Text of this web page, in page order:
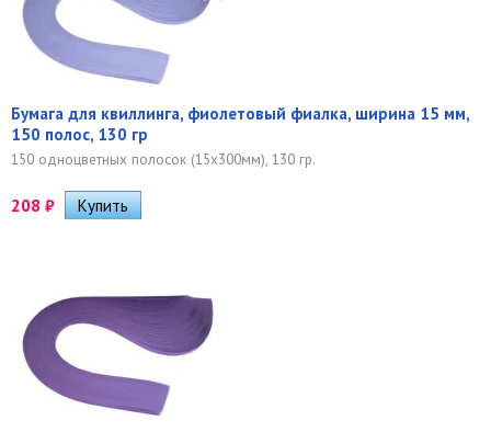
Бумага для квиллинга, фиолетовый фиалка, ширина 15 мм,
150 полос, 130 гр
150 одноцветных полосок (15х300мм), 130 гр.
208 ₽